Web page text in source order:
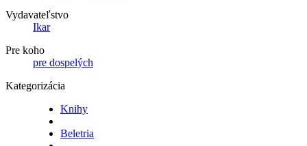
Vydavateľstvo
Ikar
Pre koho
pre dospelých
Kategorizácia
Knihy
Beletria